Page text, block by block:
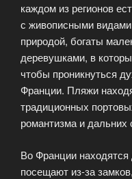
каждом из регионов
с живописными
природой, богаты
деревушками, в
чтобы проникнуться
Франции. Пляжи
традиционных
романтизма и дальних
Во Франции находятся
посещают из-за